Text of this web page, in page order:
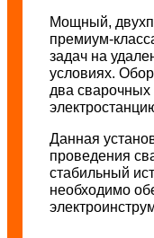
Мощный,
премиум-
задач на
условиях.
два
Данная
проведения
стабильный
необходимо